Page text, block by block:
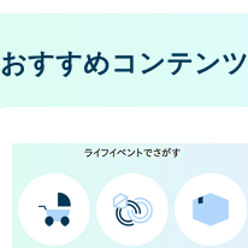
おすすめコンテンツ